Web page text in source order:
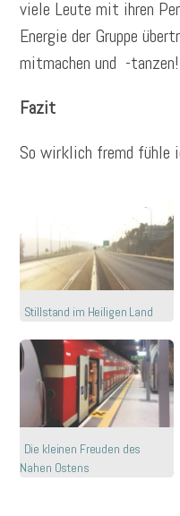
viele Leute mit ihren
Energie der Gruppe
mitmachen und -
Fazit
So wirklich fremd fühle
Stillstand im Heiligen Land
Die kleinen Freuden des
Nahen Ostens